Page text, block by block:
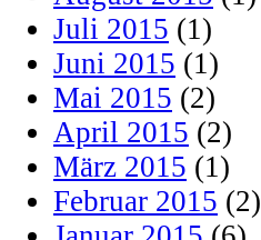
Juli 2015 (1)
Juni 2015 (1)
Mai 2015 (2)
April 2015 (2)
März 2015 (1)
Februar 2015 (2)